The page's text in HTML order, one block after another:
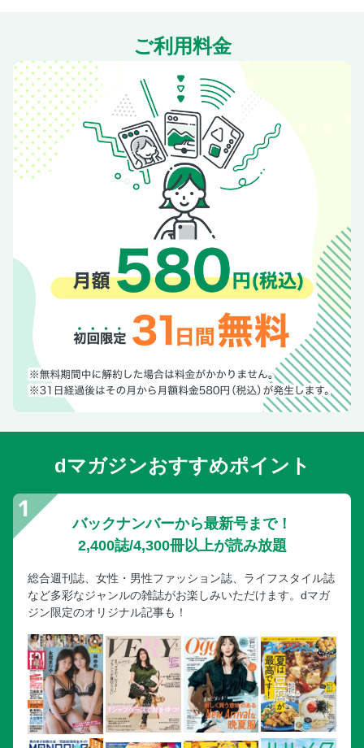
［エリア特集］異国の香り漂う 長崎グルメ
14 雲仙・島原
［エリア特集］雲仙の自然といちおしスポット
［エリア特集］城下町島原と海辺の町小浜の名物料理
ドライブ途中に立ち寄ろう！注目のSA・PA in 福岡・佐賀・
長崎
【大分・熊本】
15 やまなみハイウェイ
［エリア特集］九重“夢”大吊橋周辺の絶景＆グルメ
［エリア特集］個性豊かな温泉ぞろい！九重“夢”温泉郷
［エリア特集］大自然の中で動物とのふれあい体験♪
［エリア特集］高原に咲き誇る色彩豊かな花々を観賞
16 阿蘇
［エリア特集］雄大な阿蘇で遊び、豊かな自然を大満喫
［エリア特集］南阿蘇の絶景カフェ＆レストラン
［エリア特集］熊本タウン馬肉・あか牛＆街なかグルメ
17 小国郷
［エリア特集］わいた温泉郷の名湯と名物地獄蒸し
18 山鹿・荒尾
21 由布院・別府
［エリア特集］由布院の定番みやげ＆人気グルメ
［エリア特集］由布岳が見える露天風呂
［エリア特集］別府の名湯と名物をチェック
22 国東半島
23 竹田・長湯
24 佐賀関・臼杵
ご利用料金
dマガジンおすすめポイント
バックナンバーから最新号まで！
2,400誌/4,300冊以上が読み放題
総合週刊誌、女性・男性ファッション誌、ライフスタイル誌
など多彩なジャンルの雑誌がお楽しみいただけます。dマガ
ジン限定のオリジナル記事も！